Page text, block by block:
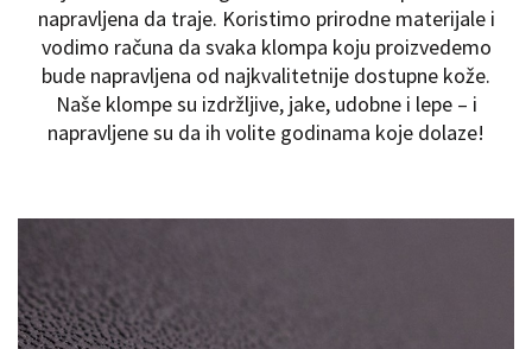
napravljena da traje. Koristimo prirodne materijale i
vodimo računa da svaka klompa koju proizvedemo
bude napravljena od najkvalitetnije dostupne kože.
Naše klompe su izdržljive, jake, udobne i lepe – i
napravljene su da ih volite godinama koje dolaze!